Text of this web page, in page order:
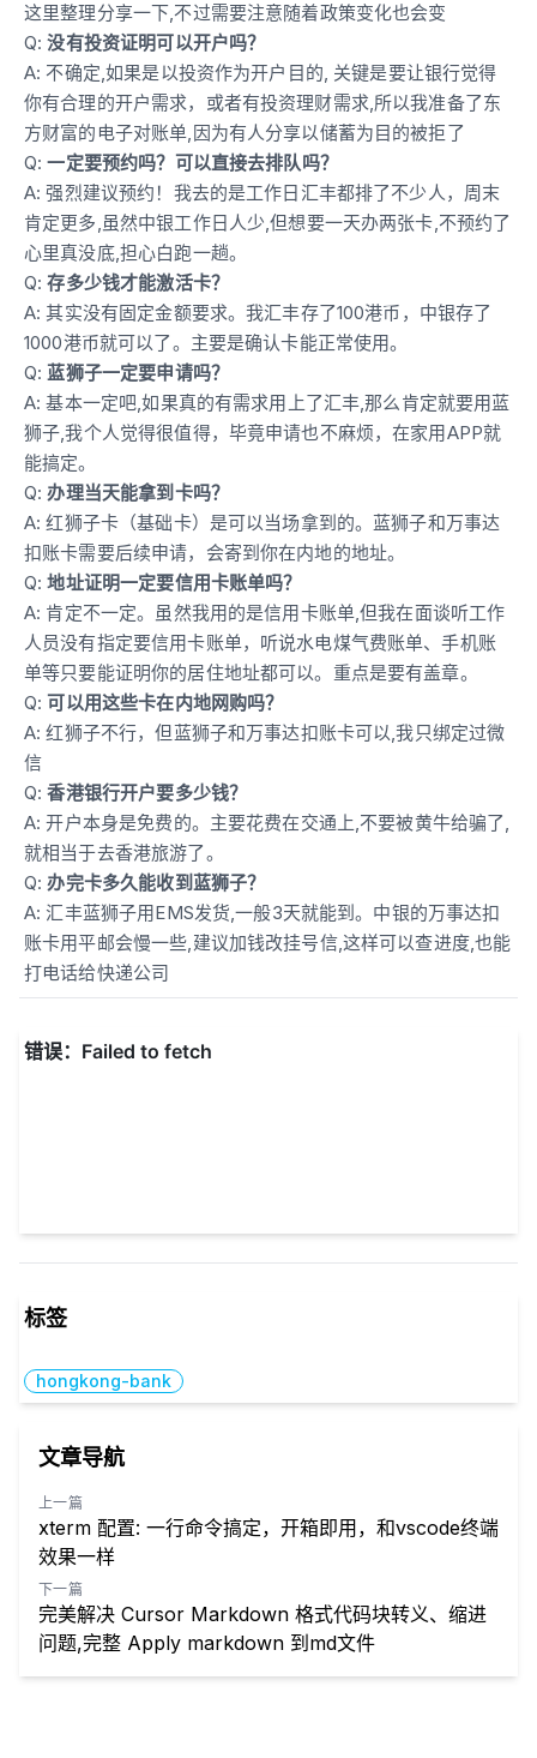
这里整理分享一下,不过需要注意随着政策变化也会变
Q:没有投资证明可以开户吗？
A: 不确定,如果是以投资作为开户目的, 关键是要让银行觉得
你有合理的开户需求，或者有投资理财需求,所以我准备了东
方财富的电子对账单,因为有人分享以储蓄为目的被拒了
Q:一定要预约吗？可以直接去排队吗？
A: 强烈建议预约！我去的是工作日汇丰都排了不少人，周末
肯定更多,虽然中银工作日人少,但想要一天办两张卡,不预约了
心里真没底,担心白跑一趟。
Q:存多少钱才能激活卡？
A: 其实没有固定金额要求。我汇丰存了100港币，中银存了
1000港币就可以了。主要是确认卡能正常使用。
Q:蓝狮子一定要申请吗？
A: 基本一定吧,如果真的有需求用上了汇丰,那么肯定就要用蓝
狮子,我个人觉得很值得，毕竟申请也不麻烦，在家用APP就
能搞定。
Q:办理当天能拿到卡吗？
A: 红狮子卡（基础卡）是可以当场拿到的。蓝狮子和万事达
扣账卡需要后续申请，会寄到你在内地的地址。
Q:地址证明一定要信用卡账单吗？
A: 肯定不一定。虽然我用的是信用卡账单,但我在面谈听工作
人员没有指定要信用卡账单，听说水电煤气费账单、手机账
单等只要能证明你的居住地址都可以。重点是要有盖章。
Q:可以用这些卡在内地网购吗？
A: 红狮子不行，但蓝狮子和万事达扣账卡可以,我只绑定过微
信
Q:香港银行开户要多少钱？
A: 开户本身是免费的。主要花费在交通上,不要被黄牛给骗了,
就相当于去香港旅游了。
Q:办完卡多久能收到蓝狮子？
A: 汇丰蓝狮子用EMS发货,一般3天就能到。中银的万事达扣
账卡用平邮会慢一些,建议加钱改挂号信,这样可以查进度,也能
打电话给快递公司
标签
hongkong-bank
文章导航
上一篇
xterm 配置: 一行命令搞定，开箱即用，和vscode终端
效果一样
下一篇
完美解决 Cursor Markdown 格式代码块转义、缩进
问题,完整 Apply markdown 到md文件